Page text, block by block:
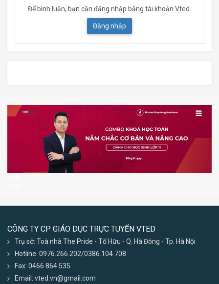
Để bình luận, bạn cần đăng nhập bằng tài khoản Vted.
Đăng nhập
CÔNG TY CP GIÁO DỤC TRỰC TUYẾN VTED
Trụ sở: Toà nhà The Pride - Tố Hữu - Q. Hà Đông - Tp. Hà Nội
Hotline: 0976.266.202/0386.104.708
Fax: 0466 864 535
Email: vted.vn@gmail.com